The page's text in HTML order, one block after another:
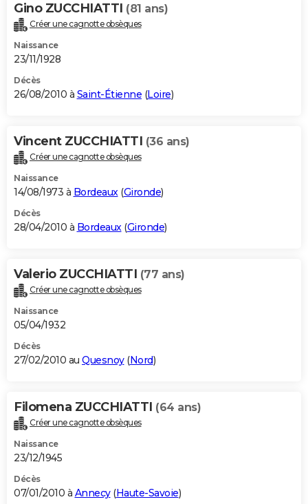
Gino ZUCCHIATTI (81 ans)
Créer une cagnotte obsèques
Naissance
23/11/1928
Décès
26/08/2010 à Saint-Étienne (Loire)
Vincent ZUCCHIATTI (36 ans)
Créer une cagnotte obsèques
Naissance
14/08/1973 à Bordeaux(Gironde)
Décès
28/04/2010 à Bordeaux(Gironde)
Valerio ZUCCHIATTI (77 ans)
Créer une cagnotte obsèques
Naissance
05/04/1932
Décès
27/02/2010 au Quesnoy(Nord)
Filomena ZUCCHIATTI (64 ans)
Créer une cagnotte obsèques
Naissance
23/12/1945
Décès
07/01/2010 à Annecy(Haute-Savoie)